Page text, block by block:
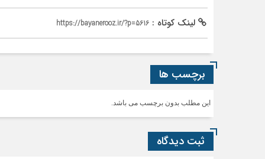
لینک کوتاه : https://bayanerooz.ir/?p=5616
برچسب ها
این مطلب بدون برچسب می باشد.
ثبت دیدگاه